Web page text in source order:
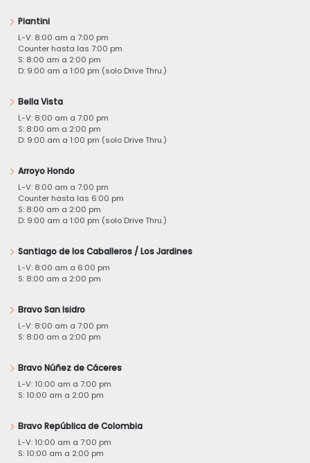
Piantini
L-V: 8:00 am a 7:00 pm
Counter hasta las 7:00 pm
S: 8:00 am a 2:00 pm
D: 9:00 am a 1:00 pm (solo Drive Thru.)
Bella Vista
L-V: 8:00 am a 7:00 pm
S: 8:00 am a 2:00 pm
D: 9:00 am a 1:00 pm (solo Drive Thru.)
Arroyo Hondo
L-V: 8:00 am a 7:00 pm
Counter hasta las 6:00 pm
S: 8:00 am a 2:00 pm
D: 9:00 am a 1:00 pm (solo Drive Thru.)
Santiago de los Caballeros / Los Jardines
L-V: 8:00 am a 6:00 pm
S: 8:00 am a 2:00 pm
Bravo San Isidro
L-V: 8:00 am a 7:00 pm
S: 8:00 am a 2:00 pm
Bravo Núñez de Cáceres
L-V: 10:00 am a 7:00 pm
S: 10:00 am a 2:00 pm
Bravo República de Colombia
L-V: 10:00 am a 7:00 pm
S: 10:00 am a 2:00 pm